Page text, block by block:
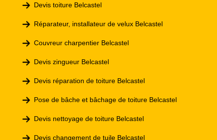
Devis toiture Belcastel
Réparateur, installateur de velux Belcastel
Couvreur charpentier Belcastel
Devis zingueur Belcastel
Devis réparation de toiture Belcastel
Pose de bâche et bâchage de toiture Belcastel
Devis nettoyage de toiture Belcastel
Devis changement de tuile Belcastel